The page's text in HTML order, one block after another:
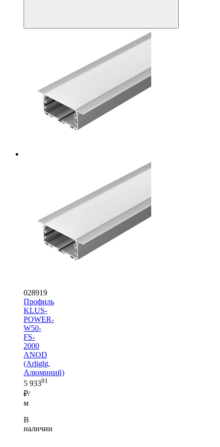
028919
Профиль
KLUS-
POWER-
W50-
FS-
2000
ANOD
(Arlight,
Алюминий)
5 93391
₽/
м
В
наличии